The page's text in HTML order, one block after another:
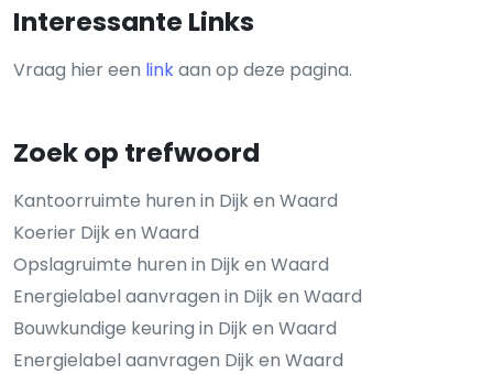
Interessante Links
Vraag hier een linkaan op deze pagina.
Zoek op trefwoord
Kantoorruimte huren in Dijk en Waard
Koerier Dijk en Waard
Opslagruimte huren in Dijk en Waard
Energielabel aanvragen in Dijk en Waard
Bouwkundige keuring in Dijk en Waard
Energielabel aanvragen Dijk en Waard